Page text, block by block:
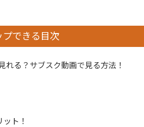
プできる目次
る？サブスク動画で見る方法！
ト！